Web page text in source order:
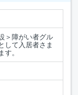
＞障がい者グル
して入居者さま
す。